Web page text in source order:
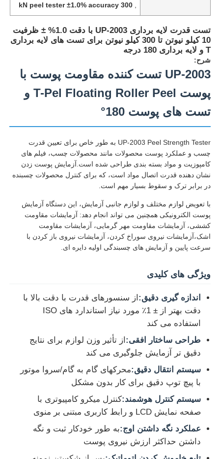
خانه
محصولات
دربارهی ما
کارخانه تور
کنترل کیفیت
تماس با ما
درخواست نقل قول
اتاق آزمون محیطی
دستگاه تست جهانی
,
300 kN peel tester ±1.0% accuracy
تست قدرت لایه برداری UP-2003 با دقت 1.0% ± ظرفیت
10 کیلو نیوتن تا 300 کیلو نیوتن برای تست های لایه برداری
T و لایه برداری 180 درجه
شرح:
UP-2003 تست کننده مقاومت پوست با
پوست T-Pel Floating Roller Peel و
تست های پوست 180°
UP-2003 Peel Strength Tester به طور خاص برای تعیین قدرت
چسب و عملکرد پوست محصولات مانند محصولات چسب، فیلم های
کامپوزیت و مواد بسته بندی طراحی شده است.آزمایش پوست زدن
نشان دهنده قدرت اتصال مواد است، که برای کنترل محصولات چسبنده
در برابر ترک و سقوط بسیار مهم است.
با تعویض لوازم مختلف و لوازم جانبی آزمایش، این دستگاه آزمایش
پوست الکترونیکی همچنین می تواند انجام دهد: آزمایشات مقاومت
کششی، آزمایشات مقاومت مهر گرمایی، آزمایشات مقاومت
اشک،آزمایشات نیروی سوراخ کردن، آزمایشات نیروی باز کردن با
سرعت پایین و آزمایش های چسبندگی اولیه دایره ای.
ویژگی های کلیدی
اندازه گیری دقیق: از سنسورهای قدرت با دقت بالا با
دقت بهتر از ± 1٪ مورد نیاز استاندارد های ISO
استفاده می کند
طراحی ساختار افقی: از تأثیر وزن لوازم برای نتایج
دقیق تر آزمایش جلوگیری می کند
سیستم انتقال دقیق:محرکهای گام به گام/سروا موتور
با پیچ توپ دقیق برای کار بدون مشکل
سیستم کنترل هوشمند:کنترل میکرو کامپیوتری با
صفحه نمایش LCD و رابط کاربری مبتنی بر منوی
عملکرد نگه داشتن اوج:به طور خودکار ثبت و نگه
داشتن حداکثر ارزش نیروی پوست